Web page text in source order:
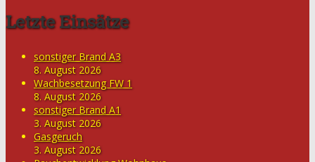
Letzte Einsätze
sonstiger Brand A3
8. August 2026
Wachbesetzung FW 1
8. August 2026
sonstiger Brand A1
3. August 2026
Gasgeruch
3. August 2026